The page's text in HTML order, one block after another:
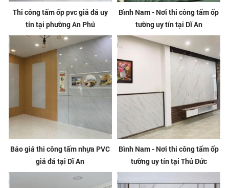
Thi công tấm ốp pvc giả đá uy
tín tại phường An Phú
Bình Nam - Nơi thi công tấm ốp
tường uy tín tại Dĩ An
Báo giá thi công tấm nhựa PVC
giả đá tại Dĩ An
Bình Nam - Nơi thi công tấm ốp
tường uy tín tại Thủ Đức